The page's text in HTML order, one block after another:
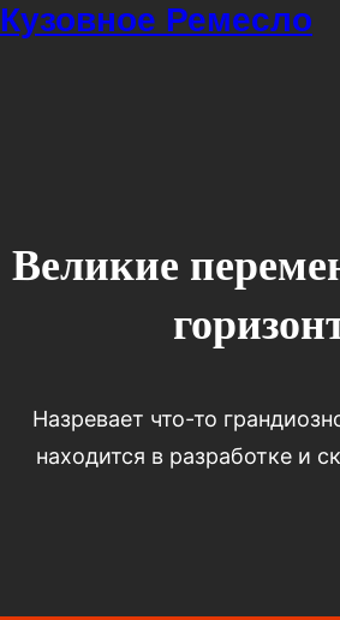
Кузовное Ремесло
Великие
Назревает что-то
находится в разработке и